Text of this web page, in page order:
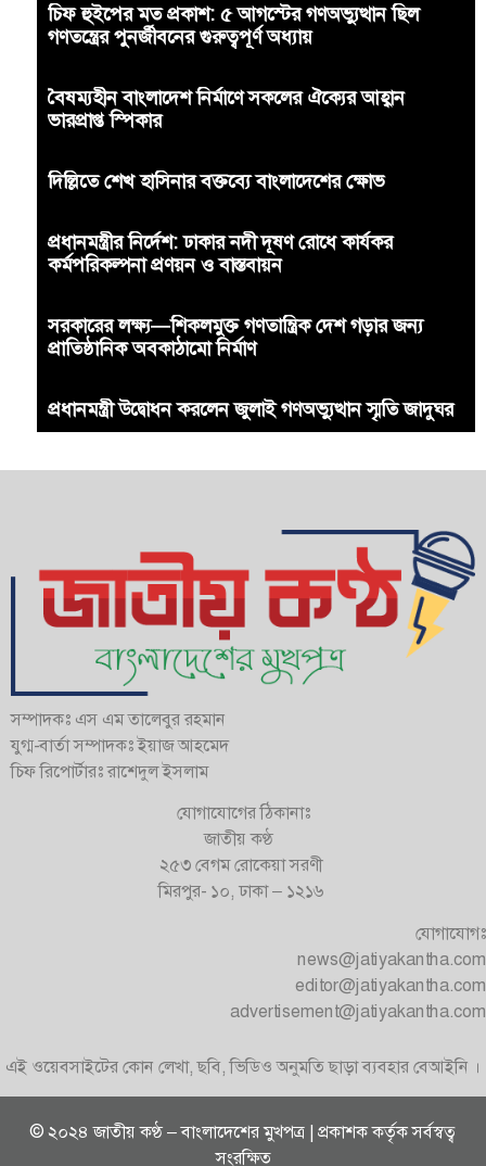
চিফ হুইপের মত প্রকাশ: ৫ আগস্টের গণঅভ্যুত্থান ছিল
গণতন্ত্রের পুনর্জীবনের গুরুত্বপূর্ণ অধ্যায়
বৈষম্যহীন বাংলাদেশ নির্মাণে সকলের ঐক্যের আহ্বান
ভারপ্রাপ্ত স্পিকার
দিল্লিতে শেখ হাসিনার বক্তব্যে বাংলাদেশের ক্ষোভ
প্রধানমন্ত্রীর নির্দেশ: ঢাকার নদী দূষণ রোধে কার্যকর
কর্মপরিকল্পনা প্রণয়ন ও বাস্তবায়ন
সরকারের লক্ষ্য—শিকলমুক্ত গণতান্ত্রিক দেশ গড়ার জন্য
প্রাতিষ্ঠানিক অবকাঠামো নির্মাণ
প্রধানমন্ত্রী উদ্বোধন করলেন জুলাই গণঅভ্যুত্থান স্মৃতি জাদুঘর
সম্পাদকঃ এস এম তালেবুর রহমান
যুগ্ম-বার্তা সম্পাদকঃ ইয়াজ আহমেদ
চিফ রিপোর্টারঃ রাশেদুল ইসলাম
যোগাযোগের ঠিকানাঃ
জাতীয় কণ্ঠ
২৫৩ বেগম রোকেয়া সরণী
মিরপুর- ১০, ঢাকা – ১২১৬
যোগাযোগঃ
news@jatiyakantha.com
editor@jatiyakantha.com
advertisement@jatiyakantha.com
এই ওয়েবসাইটের কোন লেখা, ছবি, ভিডিও অনুমতি ছাড়া ব্যবহার বেআইনি ।
© ২০২৪ জাতীয় কণ্ঠ – বাংলাদেশের মুখপত্র | প্রকাশক কর্তৃক সর্বস্বত্ব
সংরক্ষিত